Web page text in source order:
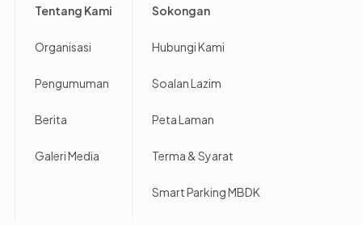
Tentang Kami
Organisasi
Pengumuman
Berita
Galeri Media
Sokongan
Hubungi Kami
Soalan Lazim
Peta Laman
Terma & Syarat
Smart Parking MBDK